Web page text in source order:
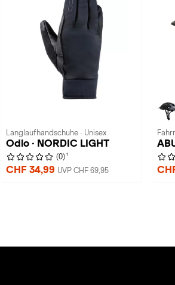
Langlaufhandschuhe · Unisex
Odlo · NORDIC LIGHT
(0) 1
CHF 34,99 UVP CHF 69,95